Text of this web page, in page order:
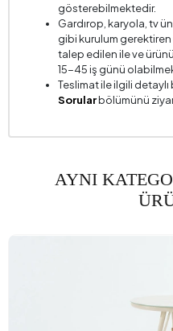
gösterebilmektedir.
Gardırop, karyola, tv
gibi kurulum
talep edilen ile ve
15-45 iş günü
Teslimat ile ilgili
Sorularbölümünü
AYNI